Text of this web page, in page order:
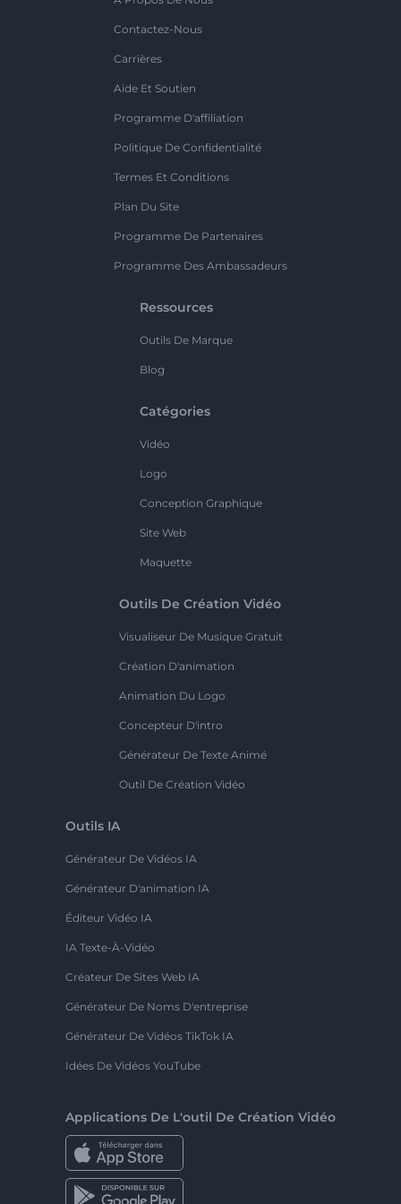
Contactez-Nous
Carrières
Aide Et Soutien
Programme D'affiliation
Politique De Confidentialité
Termes Et Conditions
Plan Du Site
Programme De Partenaires
Programme Des Ambassadeurs
Ressources
Outils De Marque
Blog
Catégories
Vidéo
Logo
Conception Graphique
Site Web
Maquette
Outils De Création Vidéo
Visualiseur De Musique Gratuit
Création D'animation
Animation Du Logo
Concepteur D'intro
Générateur De Texte Animé
Outil De Création Vidéo
Outils IA
Générateur De Vidéos IA
Générateur D'animation IA
Éditeur Vidéo IA
IA Texte-À-Vidéo
Créateur De Sites Web IA
Générateur De Noms D'entreprise
Générateur De Vidéos TikTok IA
Idées De Vidéos YouTube
Applications De L'outil De Création Vidéo